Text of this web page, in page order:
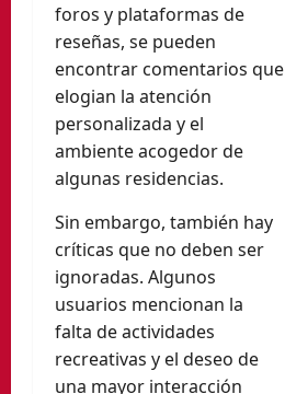
foros y plataformas de
reseñas, se pueden
encontrar comentarios que
elogian la atención
personalizada y el
ambiente acogedor de
algunas residencias.
Sin embargo, también hay
críticas que no deben ser
ignoradas. Algunos
usuarios mencionan la
falta de actividades
recreativas y el deseo de
una mayor interacción